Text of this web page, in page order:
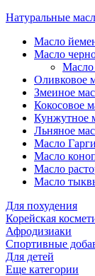
Натуральные
Масло
Масло
Масло
Оливковое
Змеиное
Кокосовое
Кунжутное
Льняное
Масло
Масло
Масло
Масло
Для похудения
Корейская
Афродизиаки
Спортивные
Для детей
Еще категории